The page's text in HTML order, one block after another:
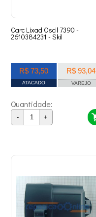
Carc Lixad Oscil 7390 -
2610384231 - Skil
R$ 73,50
ATACADO
R$ 93,04
VAREJO
Quantidade:
- +